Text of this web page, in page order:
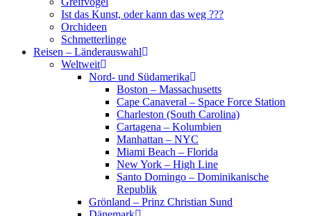
Ist das Kunst, oder kann das weg ???
Orchideen
Schmetterlinge
Reisen – Länderauswahl
Weltweit
Nord- und Südamerika
Boston – Massachusetts
Cape Canaveral – Space Force Station
Charleston (South Carolina)
Cartagena – Kolumbien
Manhattan – NYC
Miami Beach – Florida
New York – High Line
Santo Domingo – Dominikanische
Republik
Grönland – Prinz Christian Sund